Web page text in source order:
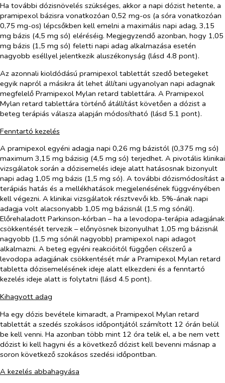
Ha további dózisnövelés szükséges, akkor a napi dózist hetente, a
pramipexol bázisra vonatkozóan 0,52 mg-os (a sóra vonatkozóan
0,75 mg-os) lépcsőkben kell emelni a maximális napi adag, 3,15
mg bázis (4,5 mg só) eléréséig. Megjegyzendő azonban, hogy 1,05
mg bázis (1,5 mg só) feletti napi adag alkalmazása esetén
nagyobb eséllyel jelentkezik aluszékonyság (lásd 4.8 pont).
Az azonnali kioldódású pramipexol tablettát szedő betegeket
egyik napról a másikra át lehet állítani ugyanolyan napi adagnak
megfelelő Pramipexol Mylan retard tablettára. A Pramipexol
Mylan retard tablettára történő átállítást követően a dózist a
beteg terápiás válasza alapján módosítható (lásd 5.1 pont).
Fenntartó kezelés
A pramipexol egyéni adagja napi 0,26 mg bázistól (0,375 mg só)
maximum 3,15 mg bázisig (4,5 mg só) terjedhet. A pivotális klinikai
vizsgálatok során a dózisemelés ideje alatt hatásosnak bizonyult
napi adag 1,05 mg bázis (1,5 mg só). A további dózismódosítást a
terápiás hatás és a mellékhatások megjelenésének függvényében
kell végezni. A klinikai vizsgálatok résztvevői kb. 5%-ának napi
adagja volt alacsonyabb 1,05 mg bázisnál (1,5 mg sónál).
Előrehaladott Parkinson-kórban – ha a levodopa-terápia adagjának
csökkentését tervezik – előnyösnek bizonyulhat 1,05 mg bázisnál
nagyobb (1,5 mg sónál nagyobb) pramipexol napi adagot
alkalmazni. A beteg egyéni reakcióitól függően célszerű a
levodopa adagjának csökkentését már a Pramipexol Mylan retard
tabletta dózisemelésének ideje alatt elkezdeni és a fenntartó
kezelés ideje alatt is folytatni (lásd 4.5 pont).
Kihagyott adag
Ha egy dózis bevétele kimaradt, a Pramipexol Mylan retard
tablettát a szedés szokásos időpontjától számított 12 órán belül
be kell venni. Ha azonban több mint 12 óra telik el, a be nem vett
dózist ki kell hagyni és a következő dózist kell bevenni másnap a
soron következő szokásos szedési időpontban.
A kezelés abbahagyása